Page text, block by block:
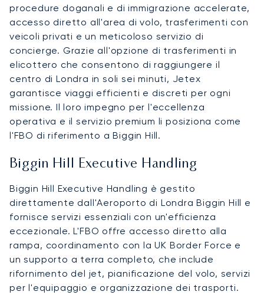
procedure doganali e di immigrazione accelerate,
accesso diretto all'area di volo, trasferimenti con
veicoli privati e un meticoloso servizio di
concierge. Grazie all'opzione di trasferimenti in
elicottero che consentono di raggiungere il
centro di Londra in soli sei minuti, Jetex
garantisce viaggi efficienti e discreti per ogni
missione. Il loro impegno per l'eccellenza
operativa e il servizio premium li posiziona come
l'FBO di riferimento a Biggin Hill.
Biggin Hill Executive Handling
Biggin Hill Executive Handling è gestito
direttamente dall'Aeroporto di Londra Biggin Hill e
fornisce servizi essenziali con un'efficienza
eccezionale. L'FBO offre accesso diretto alla
rampa, coordinamento con la UK Border Force e
un supporto a terra completo, che include
rifornimento del jet, pianificazione del volo, servizi
per l'equipaggio e organizzazione dei trasporti.